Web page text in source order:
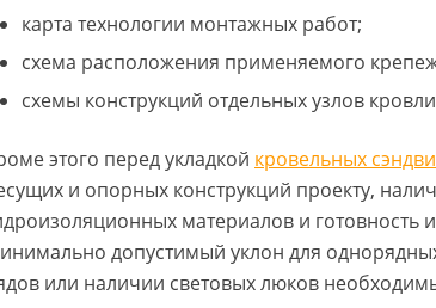
карта технологии монтажных работ;
схема расположения применяемого
схемы конструкций отдельных узлов
этого перед укладкой кровельных
и опорных конструкций проекту,
материалов и готовность
допустимый уклон для
или наличии световых люков